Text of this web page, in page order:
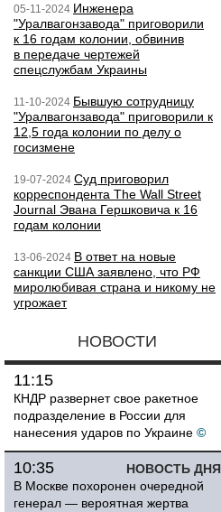
05-11-2024 Инженера
"Уралвагонзавода" приговорили
к 16 годам колонии, обвинив
в передаче чертежей
спецслужбам Украины
11-10-2024 Бывшую сотрудницу
"Уралвагонзавода" приговорили к
12,5 года колонии по делу о
госизмене
19-07-2024 Суд приговорил
корреспондента The Wall Street
Journal Эвана Гершковича к 16
годам колонии
13-06-2024 В ответ на новые
санкции США заявлено, что РФ
миролюбивая страна и никому не
угрожает
НОВОСТИ
11:15
КНДР развернет свое ракетное
подразделение в России для
нанесения ударов по Украине ©
НОВОСТЬ ДНЯ
10:35
В Москве похоронен очередной
генерал — вероятная жертва